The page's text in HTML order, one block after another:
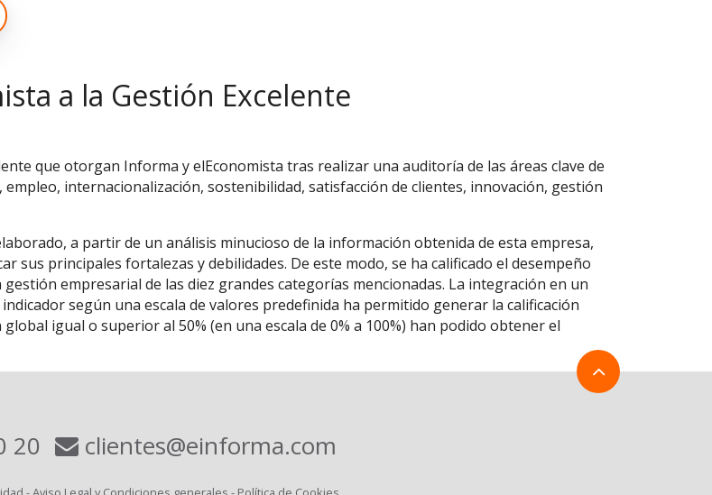
a la Gestión Excelente
que otorgan Informa y elEconomista tras realizar una auditoría de las áreas clave de
internacionalización, sostenibilidad, satisfacción de clientes, innovación, gestión
a partir de un análisis minucioso de la información obtenida de esta empresa,
sus principales fortalezas y debilidades. De este modo, se ha calificado el desempeño
empresarial de las diez grandes categorías mencionadas. La integración en un
según una escala de valores predefinida ha permitido generar la calificación
igual o superior al 50% (en una escala de 0% a 100%) han podido obtener el
20 clientes@einforma.com